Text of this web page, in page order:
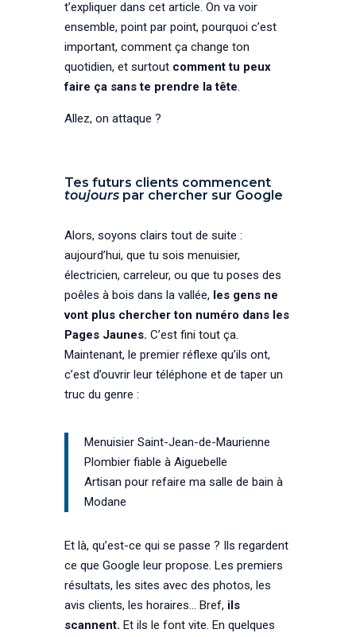
t’expliquer dans cet article. On va voir
ensemble, point par point, pourquoi c’est
important, comment ça change ton
quotidien, et surtout comment tu peux
faire ça sans te prendre la tête.
Allez, on attaque ?
Tes futurs clients commencent
toujourspar chercher sur Google
Alors, soyons clairs tout de suite :
aujourd’hui, que tu sois menuisier,
électricien, carreleur, ou que tu poses des
poêles à bois dans la vallée, les gens ne
vont plus chercher ton numéro dans les
Pages Jaunes. C’est fini tout ça.
Maintenant, le premier réflexe qu’ils ont,
c’est d’ouvrir leur téléphone et de taper un
truc du genre :
Menuisier Saint-Jean-de-Maurienne
Plombier fiable à Aiguebelle
Artisan pour refaire ma salle de bain à
Modane
Et là, qu’est-ce qui se passe ? Ils regardent
ce que Google leur propose. Les premiers
résultats, les sites avec des photos, les
avis clients, les horaires… Bref, ils
scannent. Et ils le font vite. En quelques